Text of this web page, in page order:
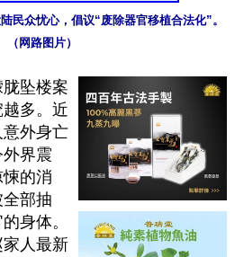
民众忧心，倡议“废除器官移植合法化”。
（网路图片）
胧坠楼案
多。近
外身亡
界震
的消
部抽
身体。
人最新